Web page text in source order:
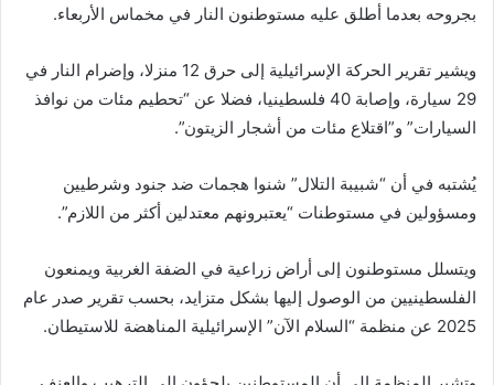
بجروحه بعدما أطلق عليه مستوطنون النار في مخماس الأربعاء.
ويشير تقرير الحركة الإسرائيلية إلى حرق 12 منزلا، وإضرام النار في
29 سيارة، وإصابة 40 فلسطينيا، فضلا عن “تحطيم مئات من نوافذ
السيارات” و”اقتلاع مئات من أشجار الزيتون”.
يُشتبه في أن “شبيبة التلال” شنوا هجمات ضد جنود وشرطيين
ومسؤولين في مستوطنات “يعتبرونهم معتدلين أكثر من اللازم”.
ويتسلل مستوطنون إلى أراض زراعية في الضفة الغربية ويمنعون
الفلسطينيين من الوصول إليها بشكل متزايد، بحسب تقرير صدر عام
2025 عن منظمة “السلام الآن” الإسرائيلية المناهضة للاستيطان.